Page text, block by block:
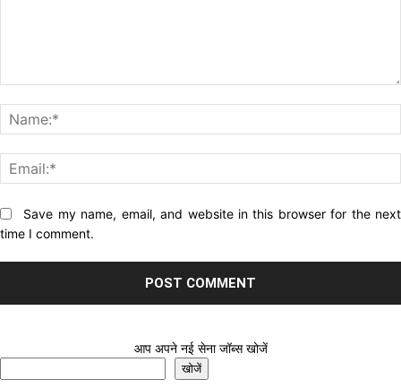
Website:Save my name, email, and website in this browser for the next
time I comment.
आप अपने नई सेना जॉब्स खोजें
खोजें